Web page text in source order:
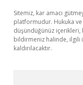
Sitemiz, kar amacı
platformudur. Hukuka ve
düşündüğünüz içerikleri,
bildirmeniz halinde, ilgili
kaldırılacaktır.